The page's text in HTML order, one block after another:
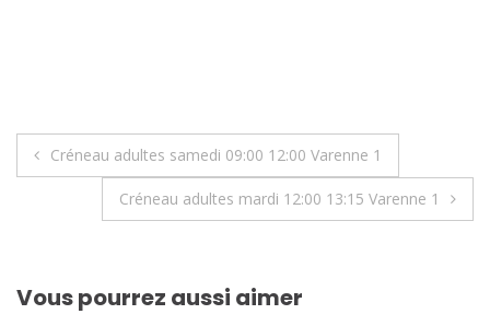
Navigation
Créneau adultes samedi 09:00 12:00 Varenne 1
Créneau adultes mardi 12:00 13:15 Varenne 1
Vous pourrez aussi aimer